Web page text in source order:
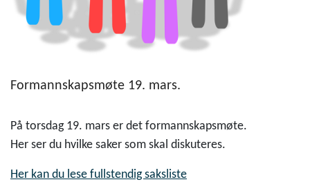
Formannskapsmøte 19. mars.
På torsdag 19. mars er det formannskapsmøte.
Her ser du hvilke saker som skal diskuteres.
Her kan du lese fullstendig saksliste